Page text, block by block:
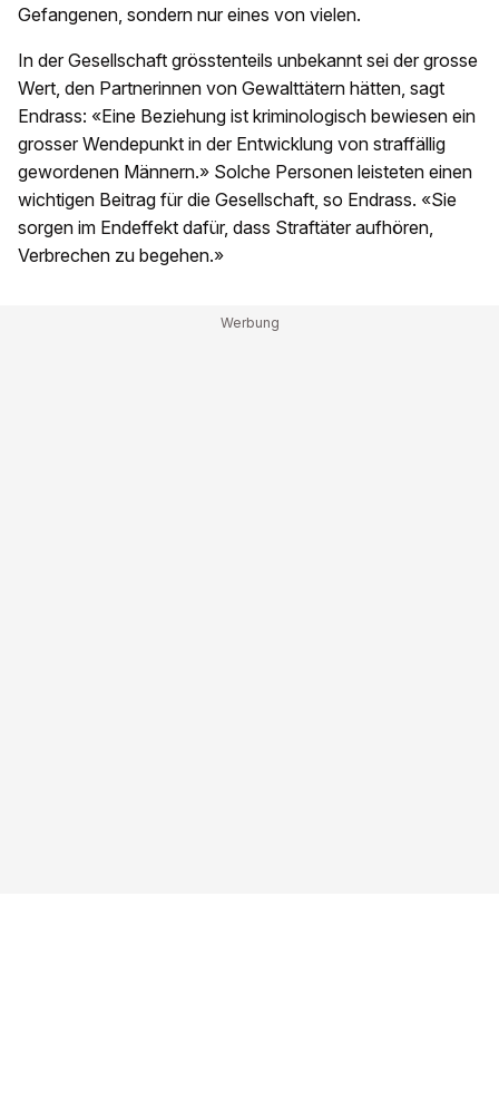
Gefangenen, sondern nur eines von vielen.
In der Gesellschaft grösstenteils unbekannt sei der grosse
Wert, den Partnerinnen von Gewalttätern hätten, sagt
Endrass: «Eine Beziehung ist kriminologisch bewiesen ein
grosser Wendepunkt in der Entwicklung von straffällig
gewordenen Männern.» Solche Personen leisteten einen
wichtigen Beitrag für die Gesellschaft, so Endrass. «Sie
sorgen im Endeffekt dafür, dass Straftäter aufhören,
Verbrechen zu begehen.»